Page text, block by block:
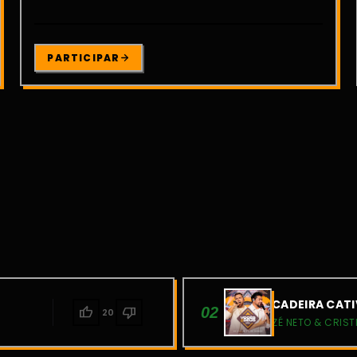
PARTICIPAR
thumb_up 20 thumb_down 02 CADEIRA
ZÉ NETO &